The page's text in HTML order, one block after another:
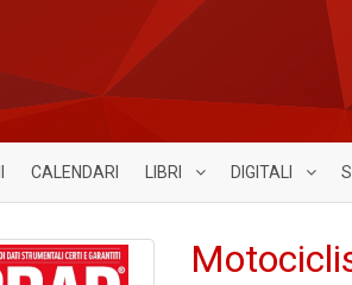
CALENDARI LIBRI DIGITALI